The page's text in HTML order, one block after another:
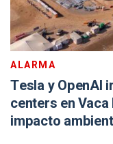
ALARMA
Tesla y OpenAI
centers en
impacto